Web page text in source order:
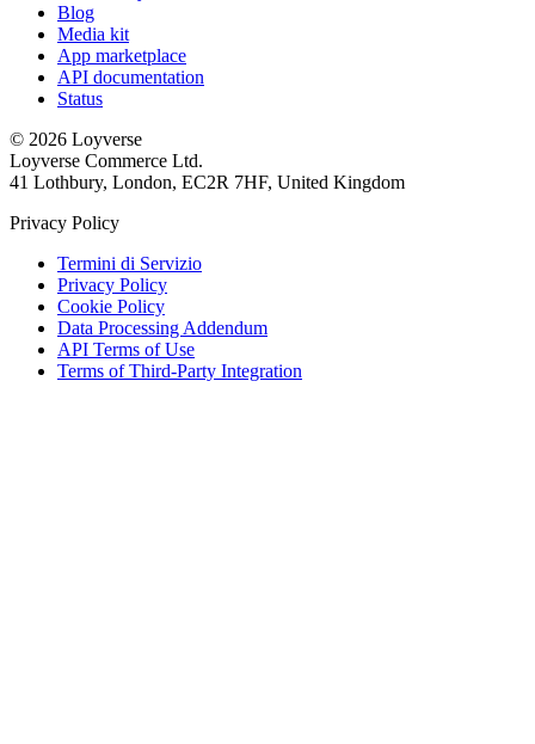
Blog
Media kit
App marketplace
API documentation
Status
© 2026 Loyverse
Loyverse Commerce Ltd.
41 Lothbury, London, EC2R 7HF, United Kingdom
Privacy Policy
Termini di Servizio
Privacy Policy
Cookie Policy
Data Processing Addendum
API Terms of Use
Terms of Third-Party Integration